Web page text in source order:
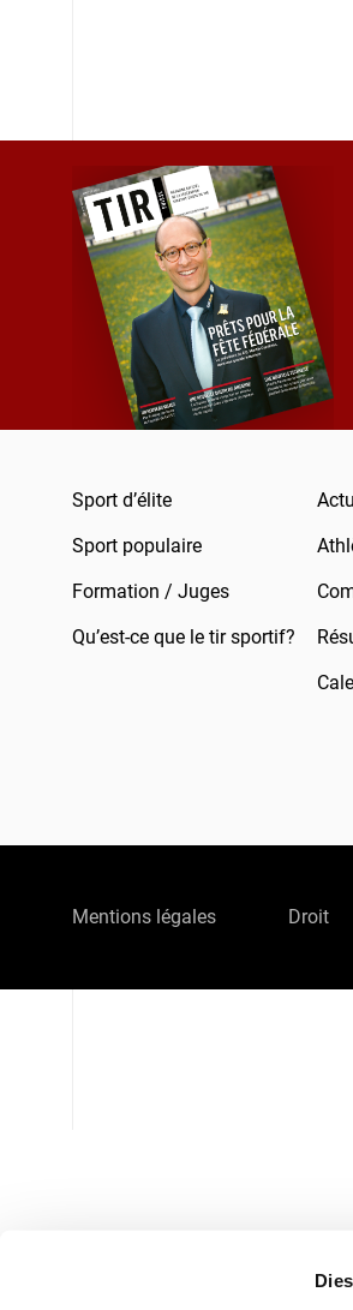
Sport d’élite
Sport populaire
Formation / Juges
Qu’est-ce que le tir sportif?
Mentions légales Droit